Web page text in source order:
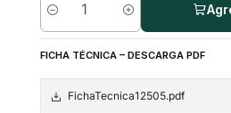
Cantidad
FICHA TÉCNICA – DESCARGA PDF
FichaTecnica12505.pdf